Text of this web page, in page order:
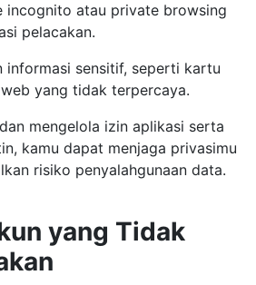
incognito atau private browsing
pelacakan.
informasi sensitif, seperti kartu
yang tidak terpercaya.
mengelola izin aplikasi serta
kamu dapat menjaga privasimu
risiko penyalahgunaan data.
yang Tidak